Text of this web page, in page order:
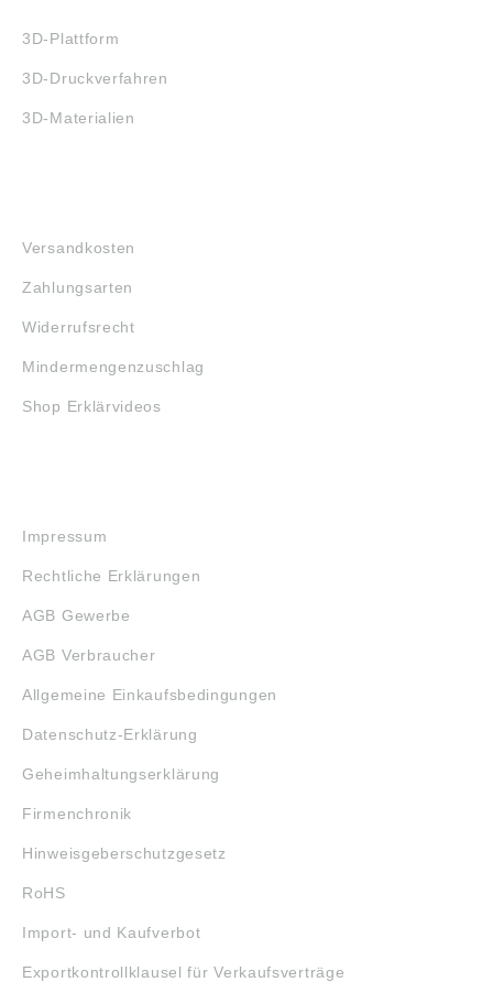
3D-Plattform
3D-Druckverfahren
3D-Materialien
Versandkosten
Zahlungsarten
Widerrufsrecht
Mindermengenzuschlag
Shop Erklärvideos
Impressum
Rechtliche Erklärungen
AGB Gewerbe
AGB Verbraucher
Allgemeine Einkaufsbedingungen
Datenschutz-Erklärung
Geheimhaltungserklärung
Firmenchronik
Hinweisgeberschutzgesetz
RoHS
Import- und Kaufverbot
Exportkontrollklausel für Verkaufsverträge